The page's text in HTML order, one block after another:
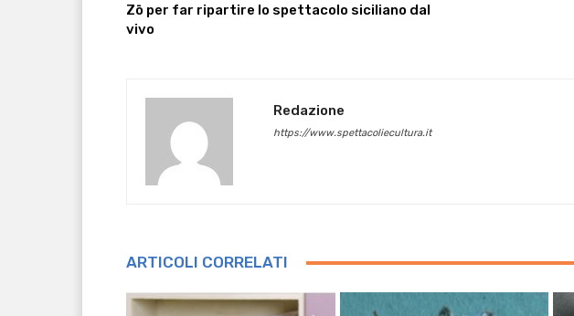
Zō per far ripartire lo spettacolo siciliano dal
vivo
Redazione
https://www.spettacoliecultura.it
ARTICOLI CORRELATI